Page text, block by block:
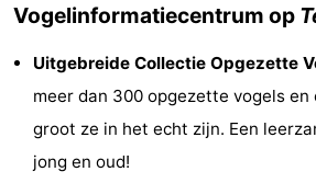
uitkijkpunten
Overnachten
Appartementen
Bosch
Vogelinformatiecentrum op
Uitgebreide Collectie Opgezette
meer dan 300 opgezette vogels
groot ze in het echt zijn. Een
jong en oud!